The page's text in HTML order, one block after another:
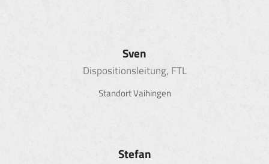
Sven
Dispositionsleitung, FTL
Standort Vaihingen
Stefan